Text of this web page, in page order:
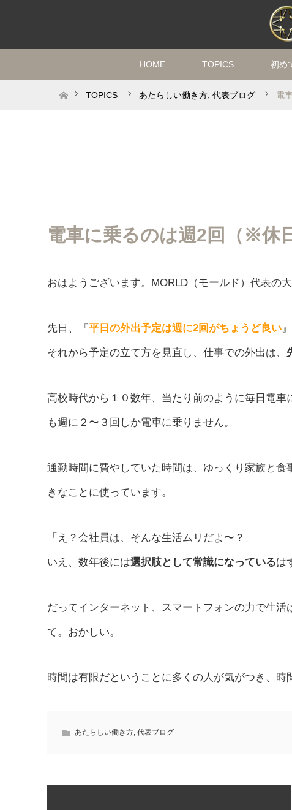
HOME TOPICS 初め
ホームTOPICS あたらしい働き方 代表ブログ 電
電車に乗るのは週2回（※休
おはようございます。MORLD（モールド）代表の大
先日、『平日の外出予定は週に2回がちょうど良い
それから予定の立て方を見直し、仕事での外出は、
高校時代から１０数年、当たり前のように毎日電
も週に２〜３回しか電車に乗りません。
通勤時間に費やしていた時間は、ゆっくり家族と
きなことに使っています。
「え？会社員は、そんな生活ムリだよ〜？」
いえ、数年後には選択肢として常識になっているは
だってインターネット、スマートフォンの力で生活
て。おかしい。
時間は有限だということに多くの人が気がつき、時
あたらしい働き方, 代表ブログ